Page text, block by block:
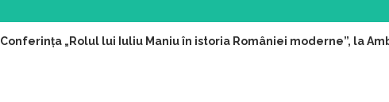
Conferința „Rolul lui Iuliu Maniu în istoria României moderne”, la